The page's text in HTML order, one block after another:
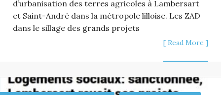
d’urbanisation des terres agricoles à Lambersart
et Saint-André dans la métropole lilloise. Les ZAD
dans le sillage des grands projets
[ Read More ]